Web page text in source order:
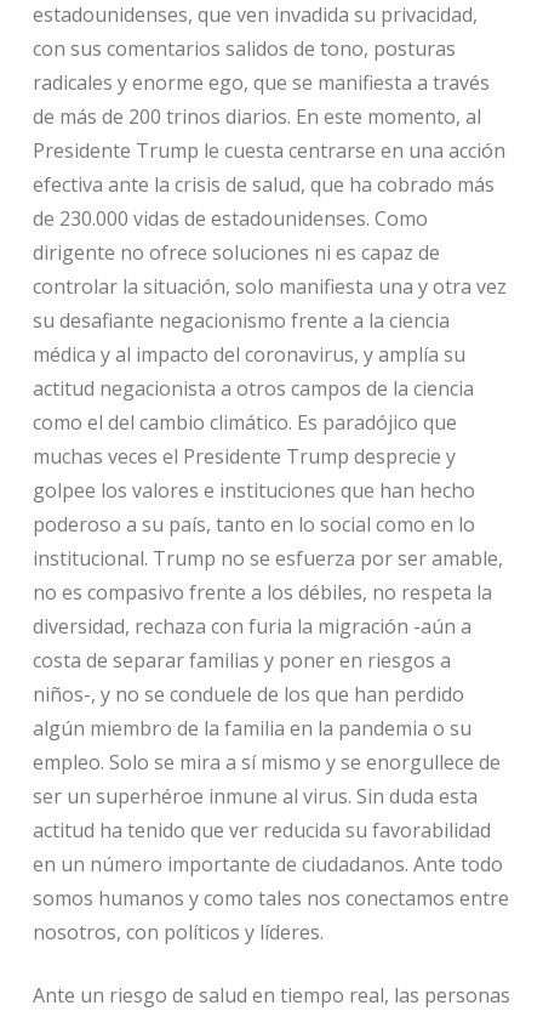
estadounidenses, que ven invadida su privacidad,
con sus comentarios salidos de tono, posturas
radicales y enorme ego, que se manifiesta a través
de más de 200 trinos diarios. En este momento, al
Presidente Trump le cuesta centrarse en una acción
efectiva ante la crisis de salud, que ha cobrado más
de 230.000 vidas de estadounidenses. Como
dirigente no ofrece soluciones ni es capaz de
controlar la situación, solo manifiesta una y otra vez
su desafiante negacionismo frente a la ciencia
médica y al impacto del coronavirus, y amplía su
actitud negacionista a otros campos de la ciencia
como el del cambio climático. Es paradójico que
muchas veces el Presidente Trump desprecie y
golpee los valores e instituciones que han hecho
poderoso a su país, tanto en lo social como en lo
institucional. Trump no se esfuerza por ser amable,
no es compasivo frente a los débiles, no respeta la
diversidad, rechaza con furia la migración -aún a
costa de separar familias y poner en riesgos a
niños-, y no se conduele de los que han perdido
algún miembro de la familia en la pandemia o su
empleo. Solo se mira a sí mismo y se enorgullece de
ser un superhéroe inmune al virus. Sin duda esta
actitud ha tenido que ver reducida su favorabilidad
en un número importante de ciudadanos. Ante todo
somos humanos y como tales nos conectamos entre
nosotros, con políticos y líderes.
Ante un riesgo de salud en tiempo real, las personas